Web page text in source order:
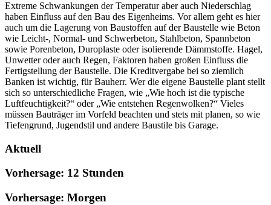
Extreme Schwankungen der Temperatur aber auch Niederschlag
haben Einfluss auf den Bau des Eigenheims. Vor allem geht es hier
auch um die Lagerung von Baustoffen auf der Baustelle wie Beton
wie Leicht-, Normal- und Schwerbeton, Stahlbeton, Spannbeton
sowie Porenbeton, Duroplaste oder isolierende Dämmstoffe. Hagel,
Unwetter oder auch Regen, Faktoren haben großen Einfluss die
Fertigstellung der Baustelle. Die Kreditvergabe bei so ziemlich
Banken ist wichtig, für Bauherr. Wer die eigene Baustelle plant stellt
sich so unterschiedliche Fragen, wie „Wie hoch ist die typische
Luftfeuchtigkeit?“ oder „Wie entstehen Regenwolken?“ Vieles
müssen Bauträger im Vorfeld beachten und stets mit planen, so wie
Tiefengrund, Jugendstil und andere Baustile bis Garage.
Aktuell
Vorhersage: 12 Stunden
Vorhersage: Morgen